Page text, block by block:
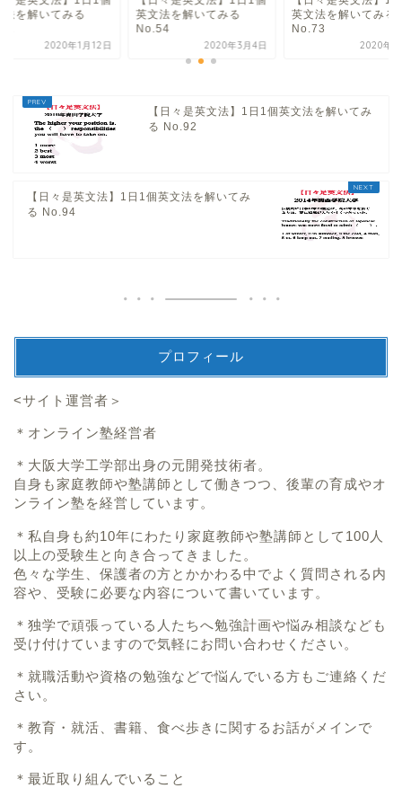
法を解いてみる
2020年1月12日
英文法を解いてみる
No.54
2020年3月4日
英文法を解いてみる
No.73
2020年4
【日々是英文法】1日1個英文法を解いてみ
る No.92
【日々是英文法】1日1個英文法を解いてみ
る No.94
プロフィール
<サイト運営者＞
＊オンライン塾経営者
＊大阪大学工学部出身の元開発技術者。
自身も家庭教師や塾講師として働きつつ、後輩の育成やオ
ンライン塾を経営しています。
＊私自身も約10年にわたり家庭教師や塾講師として100人
以上の受験生と向き合ってきました。
色々な学生、保護者の方とかかわる中でよく質問される内
容や、受験に必要な内容について書いています。
＊独学で頑張っている人たちへ勉強計画や悩み相談なども
受け付けていますので気軽にお問い合わせください。
＊就職活動や資格の勉強などで悩んでいる方もご連絡くだ
さい。
＊教育・就活、書籍、食べ歩きに関するお話がメインで
す。
＊最近取り組んでいること